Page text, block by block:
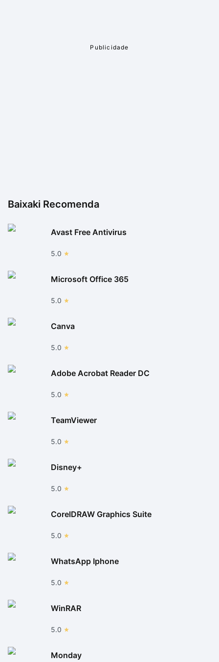
Baixaki Recomenda
Avast Free Antivirus
5.0
Microsoft Office 365
5.0
Canva
5.0
Adobe Acrobat Reader DC
5.0
TeamViewer
5.0
Disney+
5.0
CorelDRAW Graphics Suite
5.0
WhatsApp Iphone
5.0
WinRAR
5.0
Monday